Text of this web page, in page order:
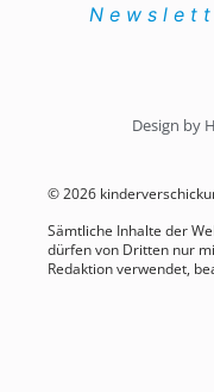
Design by
© 2026
Sämtliche Inhalte der
dürfen von Dritten nur
Redaktion verwendet,